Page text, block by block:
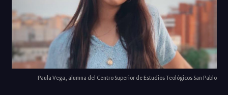
Paula Vega, alumna del Centro Superior de Estudios Teológicos San Pablo